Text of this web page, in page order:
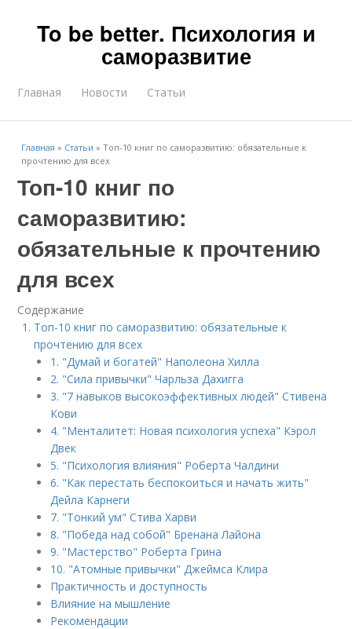
To be better. Психология и
саморазвитие
Главная Новости Статьи
Главная » Статьи »Топ-10 книг по саморазвитию: обязательные к
прочтению для всех
Топ-10 книг по
саморазвитию:
обязательные к прочтению
для всех
Содержание
Топ-10 книг по саморазвитию: обязательные к
прочтению для всех
1. "Думай и богатей" Наполеона Хилла
2. "Сила привычки" Чарльза Дахигга
3. "7 навыков высокоэффективных людей" Стивена
Кови
4. "Менталитет: Новая психология успеха" Кэрол
Двек
5. "Психология влияния" Роберта Чалдини
6. "Как перестать беспокоиться и начать жить"
Дейла Карнеги
7. "Тонкий ум" Стива Харви
8. "Победа над собой" Бренана Лайона
9. "Мастерство" Роберта Грина
10. "Атомные привычки" Джеймса Клира
Практичность и доступность
Влияние на мышление
Рекомендации